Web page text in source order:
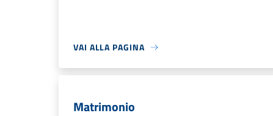
VAI ALLA PAGINA
Matrimonio